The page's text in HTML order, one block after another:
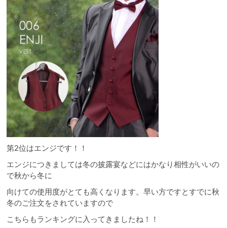
第2位はエンジです！！
エンジにつきましては冬の披露宴などにはかなり相性がいいの
で秋から冬に
向けての使用度がとても高くなります。早い方ですとすでに秋
冬のご注文をされていますので
こちらもランキングに入ってきましたね！！